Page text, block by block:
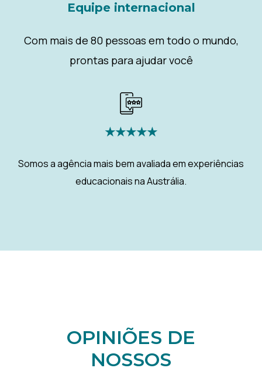
Equipe internacional
Com mais de 80 pessoas em todo o mundo,
prontas para ajudar você
★★★★★
Somos a agência mais bem avaliada em experiências
educacionais na Austrália.
OPINIÕES DE
NOSSOS